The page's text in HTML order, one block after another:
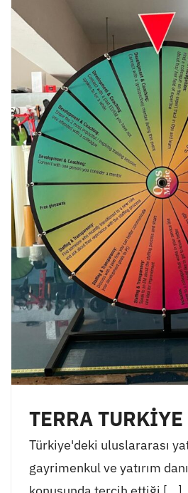
TERRA TURKİYE
Türkiye'deki uluslararası
gayrimenkul ve yatırım